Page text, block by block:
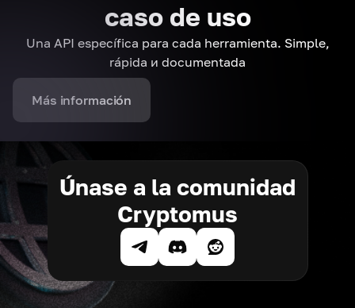
caso de uso
Una API específica para cada herramienta. Simple,
rápida и documentada
Más información
Únase a la comunidad
Cryptomus